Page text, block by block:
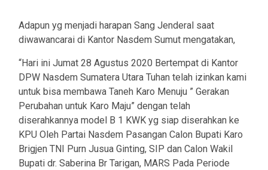
Adapun yg menjadi harapan Sang Jenderal saat
diwawancarai di Kantor Nasdem Sumut mengatakan,
“Hari ini Jumat 28 Agustus 2020 Bertempat di Kantor
DPW Nasdem Sumatera Utara Tuhan telah izinkan kami
untuk bisa membawa Taneh Karo Menuju ” Gerakan
Perubahan untuk Karo Maju” dengan telah
diserahkannya model B 1 KWK yg siap diserahkan ke
KPU Oleh Partai Nasdem Pasangan Calon Bupati Karo
Brigjen TNI Purn Jusua Ginting, SIP dan Calon Wakil
Bupati dr. Saberina Br Tarigan, MARS Pada Periode